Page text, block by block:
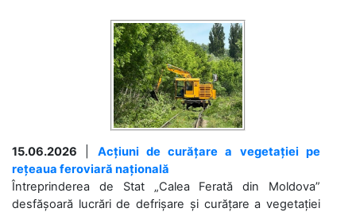
15.06.2026
Acțiuni de curățare a vegetației pe
rețeaua feroviară națională
Întreprinderea de Stat „Calea Ferată din Moldova”
desfășoară lucrări de defrișare și curățare a vegetației